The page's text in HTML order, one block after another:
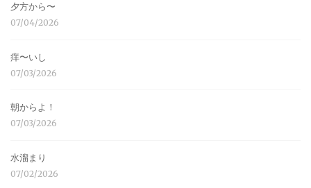
夕方から〜
07/04/2026
痒〜いし
07/03/2026
朝からよ！
07/03/2026
水溜まり
07/02/2026